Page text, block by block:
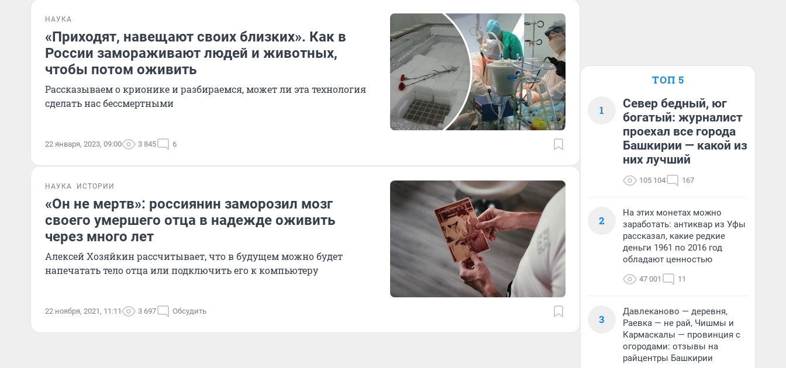
НАУКА
«Приходят, навещают своих близких». Как в
России замораживают людей и животных,
чтобы потом оживить
Рассказываем о крионике и разбираемся, может ли эта технология
сделать нас бессмертными
22 января, 2023, 09:00 3 845 6
НАУКА ИСТОРИИ
«Он не мертв»: россиянин заморозил мозг
своего умершего отца в надежде оживить
через много лет
Алексей Хозяйкин рассчитывает, что в будущем можно будет
напечатать тело отца или подключить его к компьютеру
22 ноября, 2021, 11:11 3 697 Обсудить
ТОП 5
1
Север бедный, юг
богатый: журналист
проехал все города
Башкирии — какой из
них лучший
105 104 167
2
На этих монетах можно
заработать: антиквар из Уфы
рассказал, какие редкие
деньги 1961 по 2016 год
обладают ценностью
47 001 11
3
Давлеканово — деревня,
Раевка — не рай, Чишмы и
Кармаскалы — провинция с
огородами: отзывы на
райцентры Башкирии